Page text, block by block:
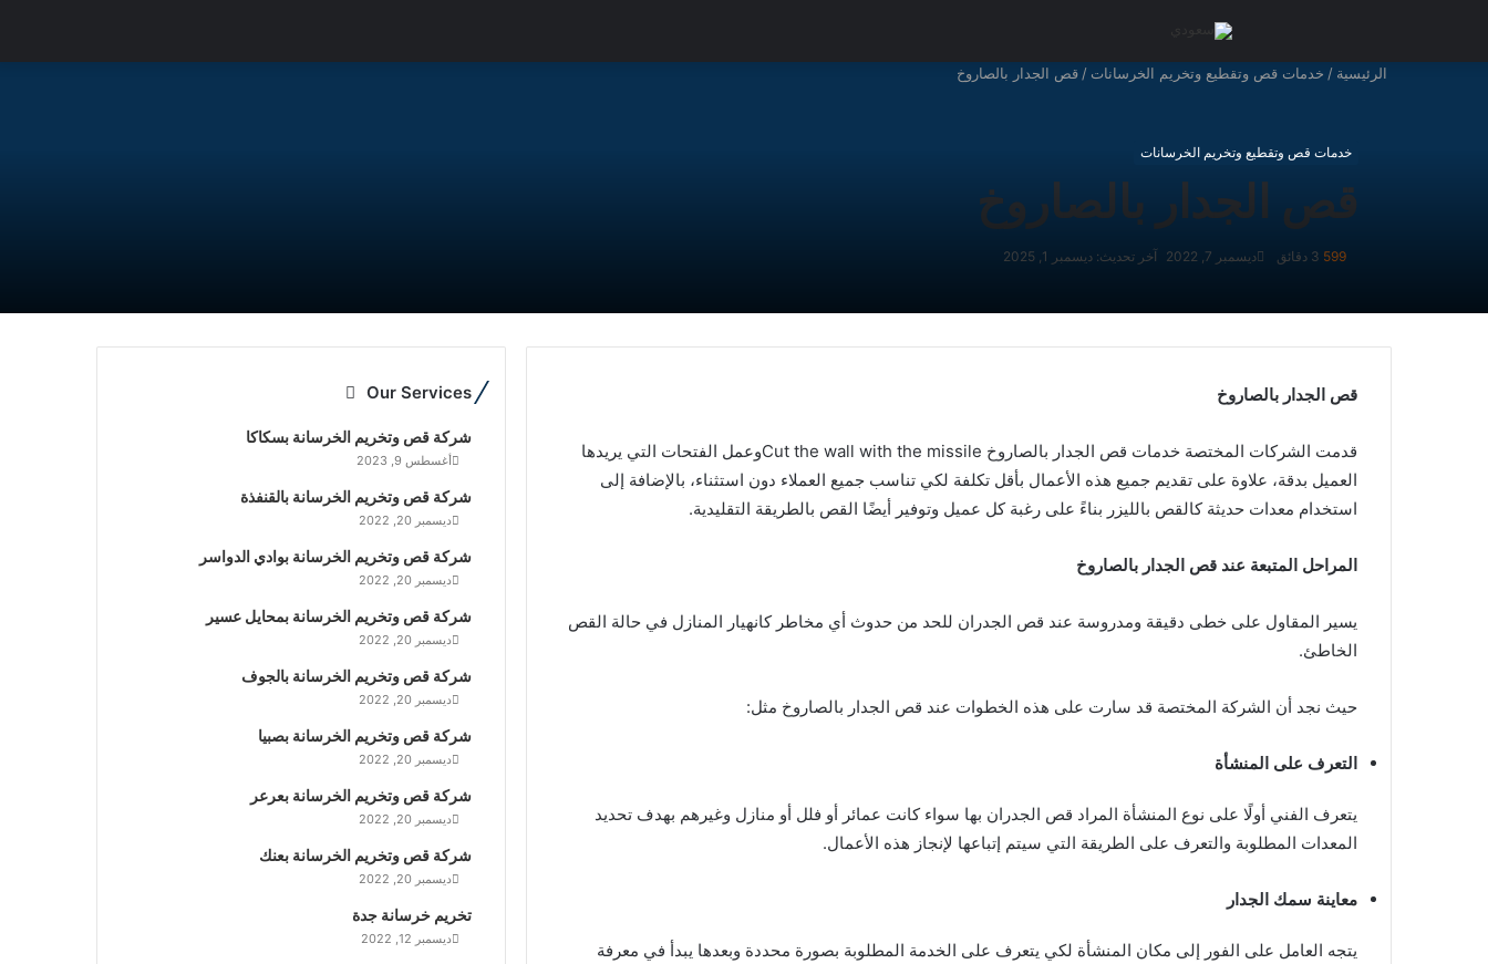
الرئيسية / خدمات قص وتقطيع وتخريم الخرسانات / قص الجدار بالصاروخ
خدمات قص وتقطيع وتخريم الخرسانات
قص الجدار بالصاروخ
ديسمبر 7, 2022 آخر تحديث: ديسمبر 1, 2025
قص الجدار بالصاروخ
قدمت الشركات المختصة خدمات قص الجدار بالصاروخ Cut the wall with the missileوعمل الفتحات التي يريدها
العميل بدقة، علاوة على تقديم جميع هذه الأعمال بأقل تكلفة لكي تناسب جميع العملاء دون استثناء، بالإضافة إلى
استخدام معدات حديثة كالقص بالليزر بناءً على رغبة كل عميل وتوفير أيضًا القص بالطريقة التقليدية.
المراحل المتبعة عند قص الجدار بالصاروخ
يسير المقاول على خطى دقيقة ومدروسة عند قص الجدران للحد من حدوث أي مخاطر كانهيار المنازل في حالة القص
الخاطئ.
حيث نجد أن الشركة المختصة قد سارت على هذه الخطوات عند قص الجدار بالصاروخ مثل:
التعرف على المنشأة
يتعرف الفني أولًا على نوع المنشأة المراد قص الجدران بها سواء كانت عمائر أو فلل أو منازل وغيرهم بهدف تحديد
المعدات المطلوبة والتعرف على الطريقة التي سيتم إتباعها لإنجاز هذه الأعمال.
معاينة سمك الجدار
يتجه العامل على الفور إلى مكان المنشأة لكي يتعرف على الخدمة المطلوبة بصورة محددة وبعدها يبدأ في معرفة
Our Services
شركة قص وتخريم الخرسانة بسكاكا
أغسطس 9, 2023
شركة قص وتخريم الخرسانة بالقنفذة
ديسمبر 20, 2022
شركة قص وتخريم الخرسانة بوادي الدواسر
ديسمبر 20, 2022
شركة قص وتخريم الخرسانة بمحايل عسير
ديسمبر 20, 2022
شركة قص وتخريم الخرسانة بالجوف
ديسمبر 20, 2022
شركة قص وتخريم الخرسانة بصبيا
ديسمبر 20, 2022
شركة قص وتخريم الخرسانة بعرعر
ديسمبر 20, 2022
شركة قص وتخريم الخرسانة بعنك
ديسمبر 20, 2022
تخريم خرسانة جدة
ديسمبر 12, 2022